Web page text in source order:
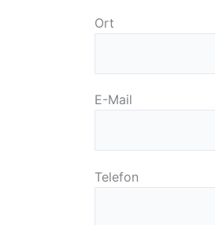
Ort
E-Mail
Telefon